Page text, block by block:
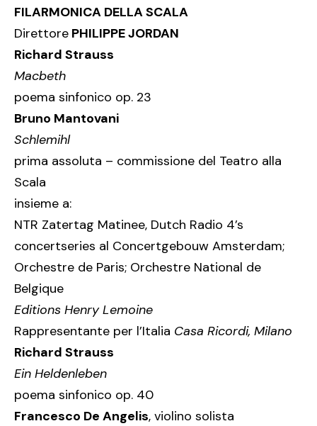
FILARMONICA DELLA SCALA
Direttore PHILIPPE JORDAN
Richard Strauss
Macbeth
poema sinfonico op. 23
Bruno Mantovani
Schlemihl
prima assoluta – commissione del Teatro alla
Scala
insieme a:
NTR Zatertag Matinee, Dutch Radio 4’s
concertseries al Concertgebouw Amsterdam;
Orchestre de Paris; Orchestre National de
Belgique
Editions Henry Lemoine
Rappresentante per l’Italia Casa Ricordi, Milano
Richard Strauss
Ein Heldenleben
poema sinfonico op. 40
Francesco De Angelis, violino solista